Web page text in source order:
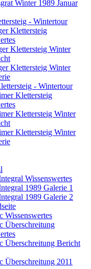
Winter 1989 Januar
- Wintertour
Klettersteig
Klettersteig Winter
Klettersteig Winter
- Wintertour
Klettersteig
Klettersteig Winter
Klettersteig Winter
Wissenswertes
1989 Galerie 1
1989 Galerie 2
Wissenswertes
Überschreitung
Überschreitung Bericht
Überschreitung 2011